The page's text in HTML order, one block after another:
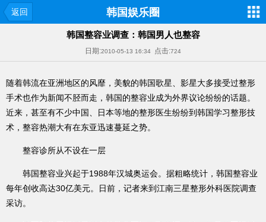
返回 韩国娱乐圈
韩国整容业调查：韩国男人也整容
日期:2010-05-13 16:34 点击:724
随着韩流在亚洲地区的风靡，美貌的韩国歌星、影星大多接受过整形
手术也作为新闻不胫而走，韩国的整容业成为外界议论纷纷的话题。
近来，甚至有不少中国、日本等地的整形医生纷纷到韩国学习整形技
术，整容热潮大有在东亚迅速蔓延之势。
整容诊所从不设在一层
韩国整容业兴起于1988年汉城奥运会。据粗略统计，韩国整容业
每年创收高达30亿美元。日前，记者来到江南三星整形外科医院调查
采访。